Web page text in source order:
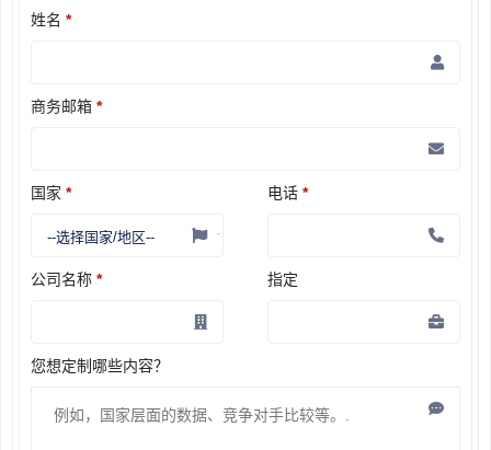
姓名 *
商务邮箱 *
国家 * 电话 *
公司名称 * 指定
您想定制哪些内容？